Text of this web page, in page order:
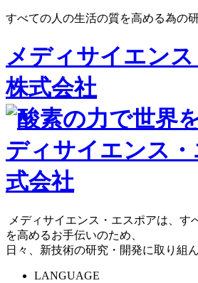
すべての人の生活の質を高める為の
メディサイエン
株式会社
メディサイエンス・エスポアは、す
を高めるお手伝いのため、
日々、新技術の研究・開発に取り組
LANGUAGE